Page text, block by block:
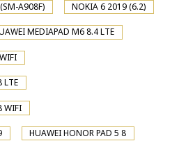
A908F) NOKIA 6 2019 (6.2)
MEDIAPAD M6 8.4 LTE
LTE
WIFI
HUAWEI HONOR PAD 5 8